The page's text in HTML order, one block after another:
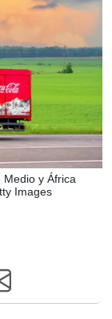
y África
Images